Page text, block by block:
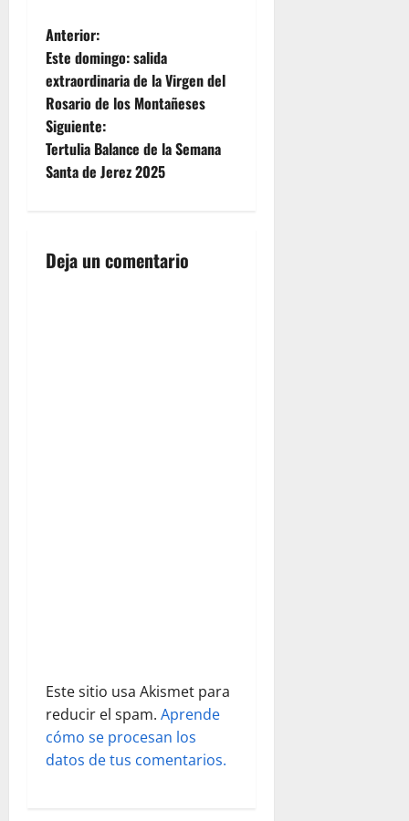
N
a
v
e
c
d
a
s
Anterior:
Este domingo: salida
extraordinaria de la Virgen del
Rosario de los Montañeses
Siguiente:
Tertulia Balance de la Semana
Santa de Jerez 2025
Deja un comentario
Este sitio usa Akismet para
reducir el spam. Aprende
cómo se procesan los
datos de tus comentarios.